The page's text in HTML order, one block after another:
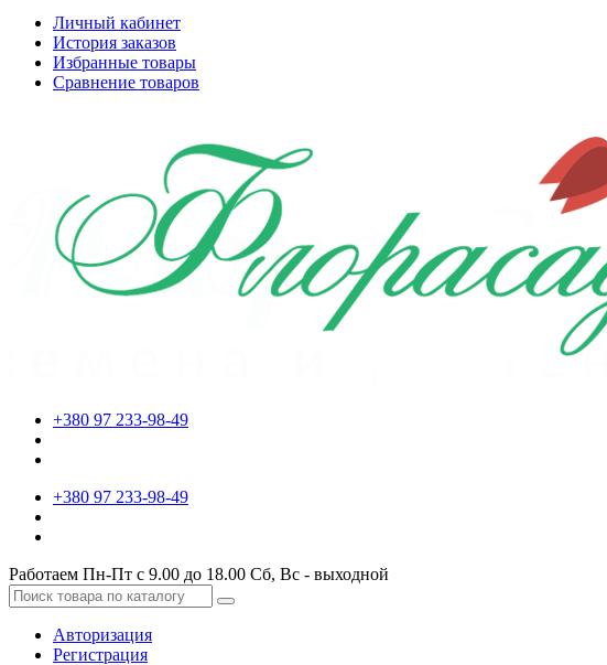
Личный кабинет
История заказов
Избранные товары
Сравнение товаров
+380 97 233-98-49
+380 97 233-98-49
Работаем Пн-Пт с 9.00 до 18.00 Сб, Вс - выходной
Авторизация
Регистрация